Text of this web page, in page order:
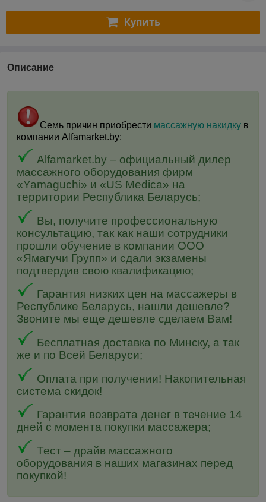
Купить
Описание
Семь причин приобрести массажную накидку в
компании Alfamarket.by:
Alfamarket.by – официальный дилер
массажного оборудования фирм
«Yamaguchi» и «US Medica» на
территории Республика Беларусь;
Вы, получите профессиональную
консультацию, так как наши сотрудники
прошли обучение в компании ООО
«Ямагучи Групп» и сдали экзамены
подтвердив свою квалификацию;
Гарантия низких цен на массажеры в
Республике Беларусь, нашли дешевле?
Звоните мы еще дешевле сделаем Вам!
Бесплатная доставка по Минску, а так
же и по Всей Беларуси;
Оплата при получении! Накопительная
система скидок!
Гарантия возврата денег в течение 14
дней с момента покупки массажера;
Тест – драйв массажного
оборудования в наших магазинах перед
покупкой!